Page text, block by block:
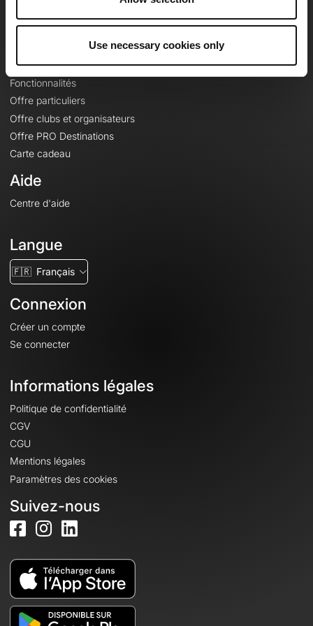
Use necessary cookies only
Le Mag'
Fonds de cartes topographiques
Fonctionnalités
Offre particuliers
Offre clubs et organisateurs
Offre PRO Destinations
Carte cadeau
Aide
Centre d'aide
Langue
🇫🇷 Français
Connexion
Créer un compte
Se connecter
Informations légales
Politique de confidentialité
CGV
CGU
Mentions légales
Paramètres des cookies
Suivez-nous